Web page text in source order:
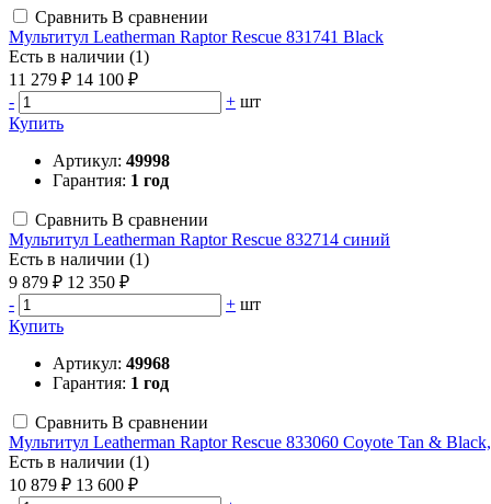
Сравнить В сравнении
Мультитул Leatherman Raptor Rescue 831741 Black
Есть в наличии (1)
11 279 ₽ 14 100 ₽
-
+ шт
Купить
Артикул: 49998
Гарантия: 1 год
Сравнить В сравнении
Мультитул Leatherman Raptor Rescue 832714 синий
Есть в наличии (1)
9 879 ₽ 12 350 ₽
-
+ шт
Купить
Артикул: 49968
Гарантия: 1 год
Сравнить В сравнении
Мультитул Leatherman Raptor Rescue 833060 Coyote Tan &
Есть в наличии (1)
10 879 ₽ 13 600 ₽